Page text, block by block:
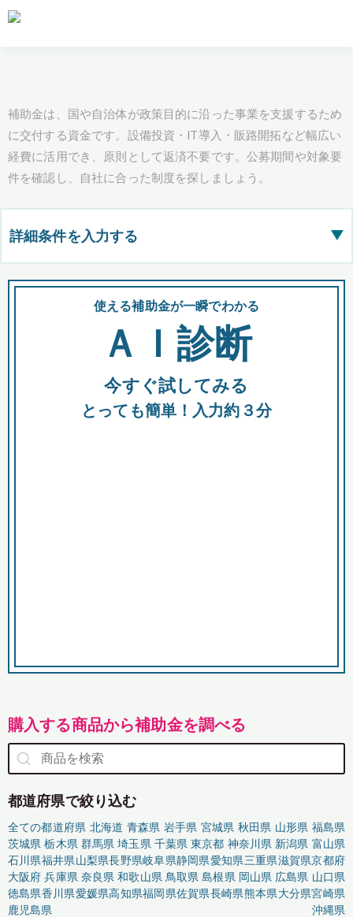
補助金は、国や自治体が政策目的に沿った事業を支援するため
に交付する資金です。設備投資・IT導入・販路開拓など幅広い
経費に活用でき、原則として返済不要です。公募期間や対象要
件を確認し、自社に合った制度を探しましょう。
詳細条件を入力する ▶
都道府県
全国の検索結果を含めて表示
助成金 融資 出資
使える補助金が一瞬でわかる
ＡＩ診断
今すぐ試してみる
とっても簡単！入力約３分
購入する商品から補助金を調べる
都道府県で絞り込む
全ての都道府県 北海道 青森県 岩手県 宮城県 秋田県 山形県 福島県
茨城県 栃木県 群馬県 埼玉県 千葉県 東京都 神奈川県 新潟県 富山県
石川県福井県山梨県長野県岐阜県静岡県愛知県三重県滋賀県京都府
大阪府 兵庫県 奈良県 和歌山県 鳥取県 島根県 岡山県 広島県 山口県
徳島県香川県愛媛県高知県福岡県佐賀県長崎県熊本県大分県宮崎県
鹿児島県
沖縄県